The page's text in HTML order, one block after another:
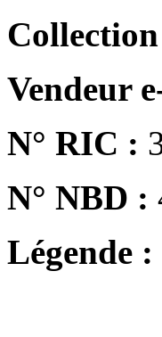
Vendeur
N° RIC :
N° NBD :
Légende :